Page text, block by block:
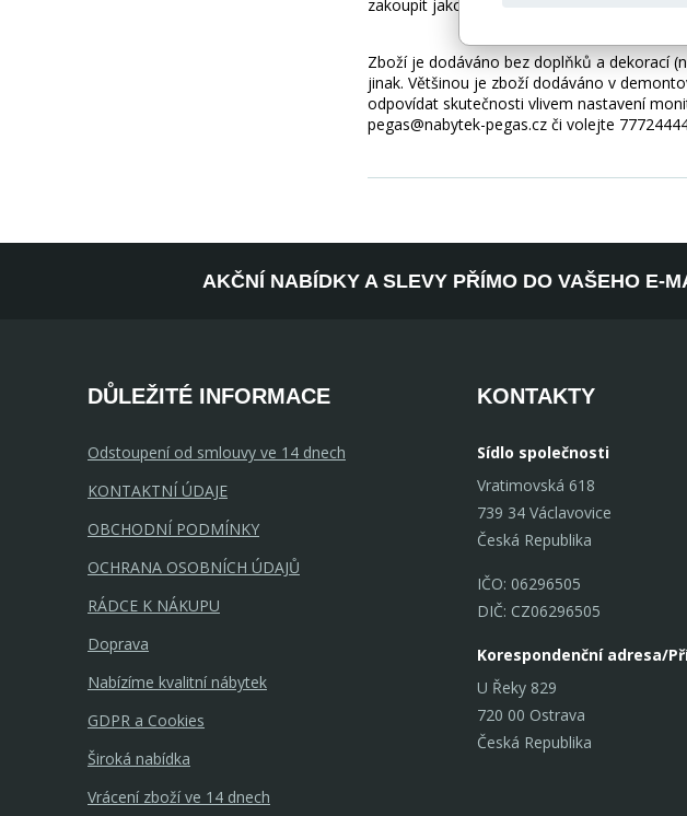
zakoupit jako sadu nebo samostatně.
Zboží je dodáváno bez doplňků a dekorací
jinak. Většinou je zboží dodáváno v
odpovídat skutečnosti vlivem nastavení
pegas@nabytek-pegas.cz či volejte
AKČNÍ NABÍDKY A SLEVY PŘÍMO DO VAŠEHO E-
DŮLEŽITÉ INFORMACE
Odstoupení od smlouvy ve 14 dnech
KONTAKTNÍ ÚDAJE
OBCHODNÍ PODMÍNKY
OCHRANA OSOBNÍCH ÚDAJŮ
RÁDCE K NÁKUPU
Doprava
Nabízíme kvalitní nábytek
GDPR a Cookies
Široká nabídka
Vrácení zboží ve 14 dnech
KONTAKTY
Sídlo společnosti
Vratimovská 618
739 34 Václavovice
Česká Republika
IČO: 06296505
DIČ: CZ06296505
Korespondenční adresa/
U Řeky 829
720 00 Ostrava
Česká Republika